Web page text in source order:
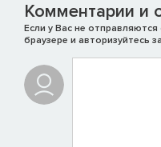
Комментарии и
Если у Вас не
браузере и авторизуйтесь